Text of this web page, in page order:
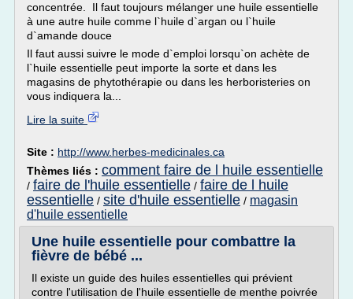
concentrée. Il faut toujours mélanger une huile essentielle
à une autre huile comme l`huile d`argan ou l`huile
d`amande douce
Il faut aussi suivre le mode d`emploi lorsqu`on achète de
l`huile essentielle peut importe la sorte et dans les
magasins de phytothérapie ou dans les herboristeries on
vous indiquera la...
Lire la suite
Site : http://www.herbes-medicinales.ca
Thèmes liés : comment faire de l huile essentielle
/ faire de l'huile essentielle / faire de l huile
essentielle / site d'huile essentielle / magasin
d'huile essentielle
Une huile essentielle pour combattre la
fièvre de bébé ...
Il existe un guide des huiles essentielles qui prévient
contre l'utilisation de l'huile essentielle de menthe poivrée